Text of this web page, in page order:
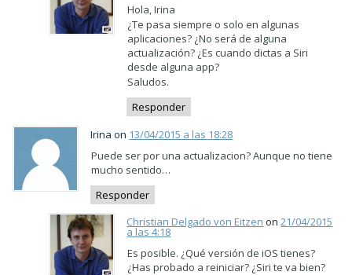
Hola, Irina
¿Te pasa siempre o solo en algunas
aplicaciones? ¿No será de alguna
actualización? ¿Es cuando dictas a Siri
desde alguna app?
Saludos.
Responder
Irina on 13/04/2015 a las 18:28
Puede ser por una actualizacion? Aunque no tiene
mucho sentido…
Responder
Christian Delgado von Eitzen on21/04/2015
a las 4:18
Es posible. ¿Qué versión de iOS tienes?
¿Has probado a reiniciar? ¿Siri te va bien?